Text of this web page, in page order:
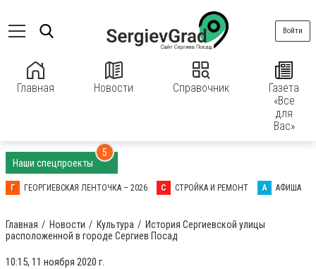
Главная Новости Справочник
Газета
«Все
для
Вас»
Войти
Наши спецпроекты
5
Г ГЕОРГИЕВСКАЯ ЛЕНТОЧКА – 2026 С СТРОЙКА И РЕМОНТ А АФИША
Главная Новости Культура
История Сергиевской улицы
расположенной в городе Сергиев Посад
10:15, 11 ноября 2020 г.